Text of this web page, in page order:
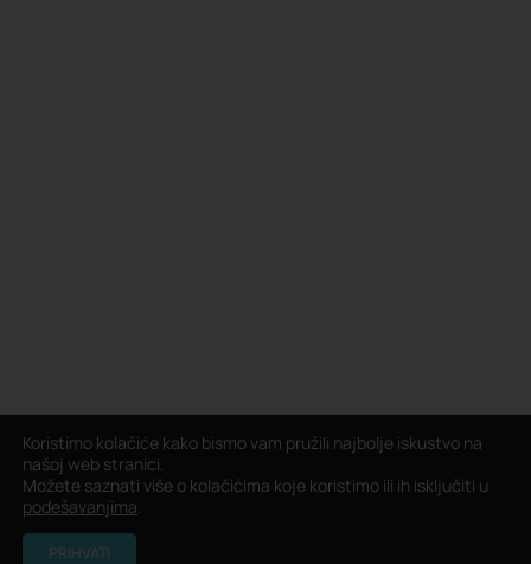
Koristimo kolačiće kako bismo vam pružili najbolje iskustvo na
našoj web stranici.
Možete saznati više o kolačićima koje koristimo ili ih isključiti u
podešavanjima.
PRIHVATI